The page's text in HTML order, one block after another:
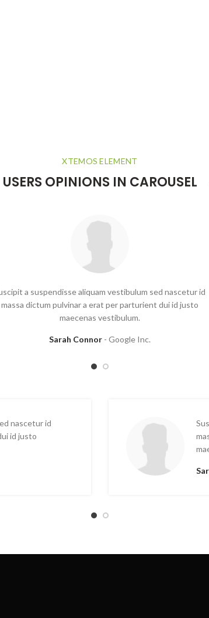
XTEMOS ELEMENT
USERS OPINIONS IN CAROUSEL
a suspendisse aliquam vestibulum sed nascetur id
massa dictum pulvinar a erat per parturient dui id justo
maecenas vestibulum.
Sarah Connor Google Inc.
nascetur id
id justo